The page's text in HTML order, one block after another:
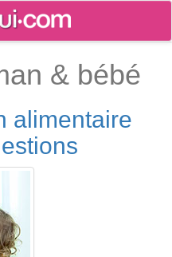
& bébé
alimentaire